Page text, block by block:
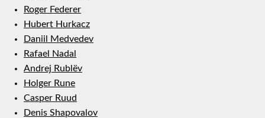
Roger Federer
Hubert Hurkacz
Daniil Medvedev
Rafael Nadal
Andrej Rublëv
Holger Rune
Casper Ruud
Denis Shapovalov